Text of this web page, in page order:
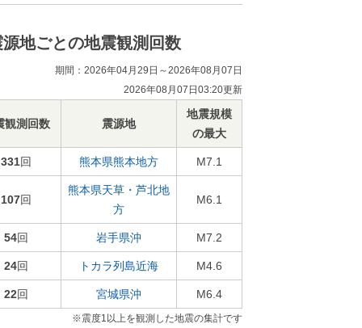
源地ごとの地震観測回数
期間：2026年04月29日～2026年08月07日
2026年08月07日03:20更新
観測回数 震源地
地震規模
の最大
331回 熊本県熊本地方 M7.1
107回
熊本県天草・芦北地
方
M6.1
54回 岩手県沖 M7.2
24回 トカラ列島近海 M4.6
22回 宮城県沖 M6.4
※震度1以上を観測した地震の集計です